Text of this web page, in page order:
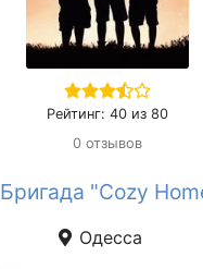
Рейтинг: 40 из 80
0 отзывов
Бригада "Cozy
Одесса